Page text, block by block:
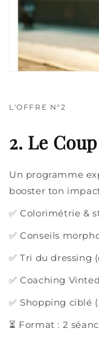
L'OFFRE N°2
2. Le
Un programme
booster ton
✅ Colorimétrie &
✅ Conseils
✅ Tri du dressing
✅ Coaching
✅ Shopping ciblé
⏳ Format : 2